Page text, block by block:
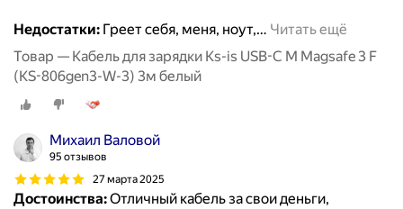
Недостатки: Греет себя, меня, ноут,… Читать ещё
Товар — Кабель для зарядки Ks-is USB-C M Magsafe 3 F
(KS-806gen3-W-3) 3м белый
Михаил Валовой
95 отзывов
27 марта 2025
Достоинства:Отличный кабель за свои деньги,